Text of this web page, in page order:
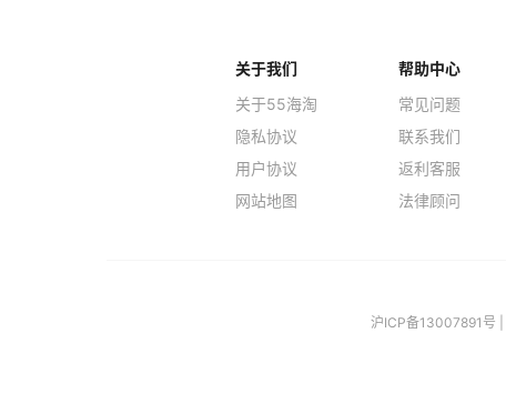
关于我们
关于55海淘
隐私协议
用户协议
网站地图
帮助中心
常见问题
联系我们
返利客服
法律顾问
沪ICP备13007891号